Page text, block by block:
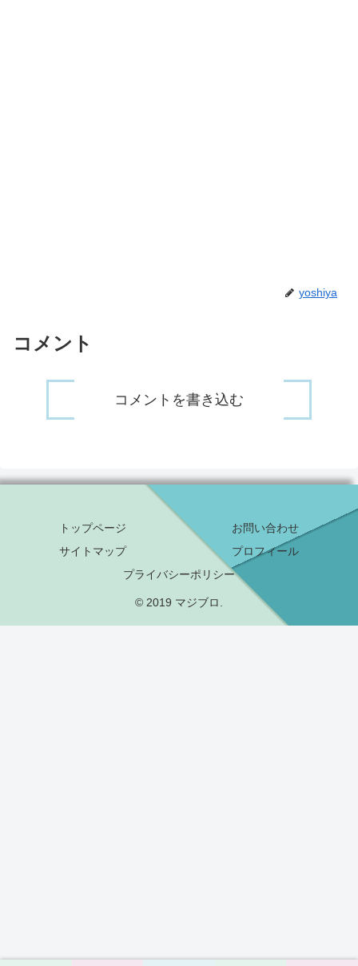
yoshiya
コメント
コメントを書き込む
トップページ
お問い合わせ
サイトマップ
プロフィール
プライバシーポリシー
© 2019 マジブロ.